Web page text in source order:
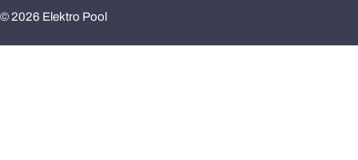
© 2026 Elektro Pool